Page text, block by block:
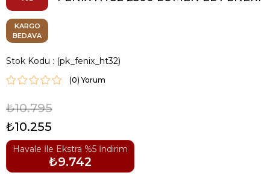
KARGO
BEDAVA
Stok Kodu (pk_fenix_ht32)
(0)
₺10.795
₺10.255
Havale İle Ekstra %5 İndirim
₺9.742